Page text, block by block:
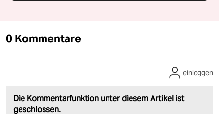
0 Kommentare
Die Kommentarfunktion unter diesem Artikel ist
geschlossen.
einloggen